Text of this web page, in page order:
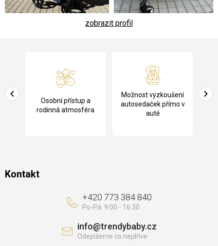
zobrazit profil
a
Osobní přístup a
rodinná atmosféra
Možnost vyzkoušení
autosedaček přímo v
autě
Kontakt
info@trendybaby.cz
+420 773 384 840